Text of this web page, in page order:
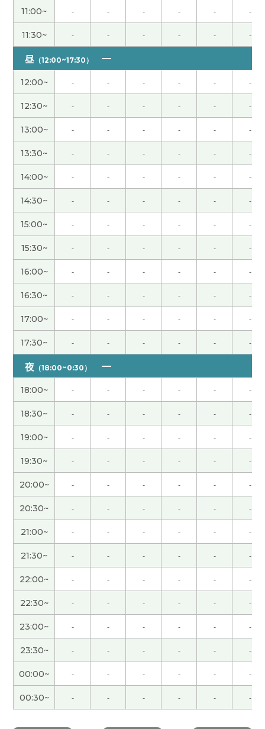
のどこを改善していけばいいのか、とてもよくわか
りました。早速、レッスンの時に先生にお願いし
て、チェックと直しをしてもらいました。頑張りま
す！あと、中国語の勉強が習慣化するように頑張り
ます！ありがとうございました。( 40代 女性 )
我把你介绍的中文课买的很快。 我每早学习那些的
中文课。 谢谢您。( 40代 男性 )
よいご報告が出来るよう、頑張ります！
質の高いアドバイスをいただき、ありがとうござい
ました。
きょつ先生、今日は本当にありがとうございまし
た。事前の確認ミス、申し訳ありませんでした。同
じ目線に立っていただける先生だと思います。とて
も嬉しかったです。ゆっくりとですが進んでみま
す。またお話し聞いてください！本当にありがとう
ございました！
キョツ先生、いろいろ相談に乗ってくださりありが
とうございました！ 私コロナに罹って後遺症が続
いていました！コメントが遅れてすみません！ ま
た、カウンセリングをお願いします🙇‍♀️
谢谢
この度はありがとうございました。事前にアンケー
トを送ってくださりその内容に基づいてコーチング
を受けることができます。目的に対して、どんな対
策をどのくらいのペースでやれば良いか？や現状の
課題は何か？が明確になるので、目標実現の大きな
味方になるコーチングだと感じました。「なりた
い姿はあるけど、どうしたら実現できるのか？」お
悩みの方に特におすすめだと思います！生徒さん
の自主性を尊重しながら、実現のための提案をし
てくださる先生です。( 女性 )
この度は親身になってご相談に応じていただきあり
がとうございました！的確なアドバイスと今後すべ
きことが明確になりました。コツコツ実践しレベ
ルUPを図ります。今後ともよろしくお願いしま
す。( 女性 )
具体的な学習方法のアドバイスをもらえました。
日本語ネイティブならではの中国語学習の苦労を共
有できて励みになりました。( 30代 女性 )
11:00~ - - - - - -
11:30~ - - - - - -
昼 （12:00~17:30）
12:00~ - - - - - -
12:30~ - - - - - -
13:00~ - - - - - -
13:30~ - - - - - -
14:00~ - - - - - -
14:30~ - - - - - -
15:00~ - - - - - -
15:30~ - - - - - -
16:00~ - - - - - -
16:30~ - - - - - -
17:00~ - - - - - -
17:30~ - - - - - -
夜 （18:00~0:30）
18:00~ - - - - - -
18:30~ - - - - - -
19:00~ - - - - - -
19:30~ - - - - - -
20:00~ - - - - - -
20:30~ - - - - - -
21:00~ - - - - - -
21:30~ - - - - - -
22:00~ - - - - - -
22:30~ - - - - - -
23:00~ - - - - - -
23:30~ - - - - - -
00:00~ - - - - - -
00:30~ - - - - - -